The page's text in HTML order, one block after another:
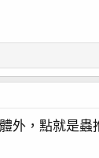
外，點就是